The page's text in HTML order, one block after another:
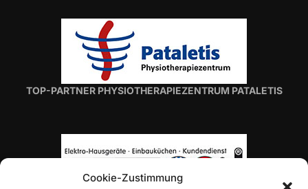
Cookie-Zustimmung
TOP-PARTNER PHYSIOTHERAPIEZENTRUM PATALETIS